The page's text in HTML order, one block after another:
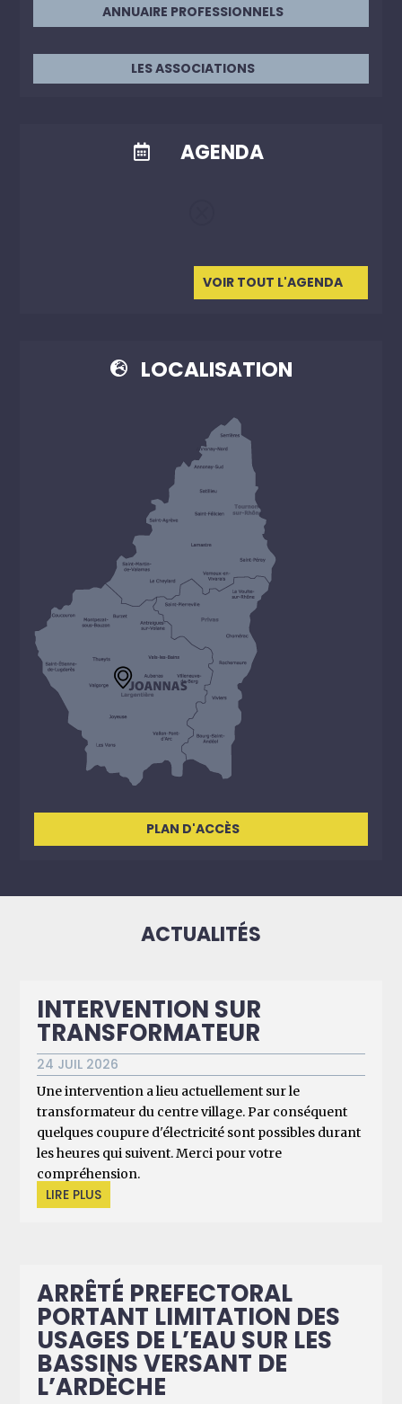
ANNUAIRE PROFESSIONNELS
LES ASSOCIATIONS
 AGENDA
VOIR TOUT L'AGENDA
 LOCALISATION
PLAN D'ACCÈS
ACTUALITÉS
INTERVENTION SUR
TRANSFORMATEUR
24 JUIL 2026
Une intervention a lieu actuellement sur le
transformateur du centre village. Par conséquent
quelques coupure d'électricité sont possibles durant
les heures qui suivent. Merci pour votre
compréhension.
LIRE PLUS
ARRÊTÉ PREFECTORAL
PORTANT LIMITATION DES
USAGES DE L’EAU SUR LES
BASSINS VERSANT DE
L’ARDÈCHE